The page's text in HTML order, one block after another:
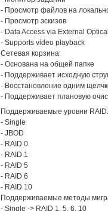
- Просмотр файлов на
- Просмотр эскизов
- Data Access via External
- Supports video playback
Сетевая корзина:
- Основана на общей папке
- Поддерживает исходную
- Восстановление одним
- Поддерживает плановую
Поддерживаемые уровни RAID:
- Single
- JBOD
- RAID 0
- RAID 1
- RAID 5
- RAID 6
- RAID 10
Поддерживаемые методы
- Single -> RAID 1, 5, 6, 10